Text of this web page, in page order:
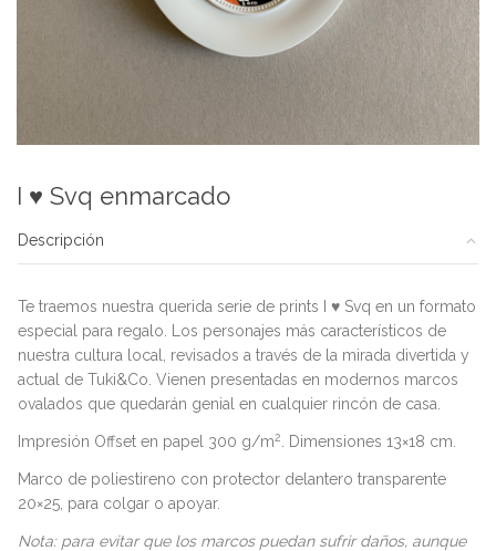
I ♥ Svq enmarcado
Descripción
Te traemos nuestra querida serie de prints I ♥ Svq en un formato
especial para regalo. Los personajes más característicos de
nuestra cultura local, revisados a través de la mirada divertida y
actual de Tuki&Co. Vienen presentadas en modernos marcos
ovalados que quedarán genial en cualquier rincón de casa.
Impresión Offset en papel 300 g/m2 . Dimensiones 13×18 cm.
Marco de poliestireno con protector delantero transparente
20×25, para colgar o apoyar.
Nota: para evitar que los marcos puedan sufrir daños, aunque